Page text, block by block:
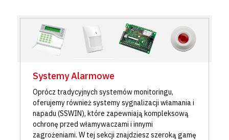
Systemy Alarmowe
Oprócz tradycyjnych systemów monitoringu,
oferujemy również systemy sygnalizacji włamania i
napadu (SSWIN), które zapewniają kompleksową
ochronę przed włamywaczami i innymi
zagrożeniami. W tej sekcji znajdziesz szeroką gamę